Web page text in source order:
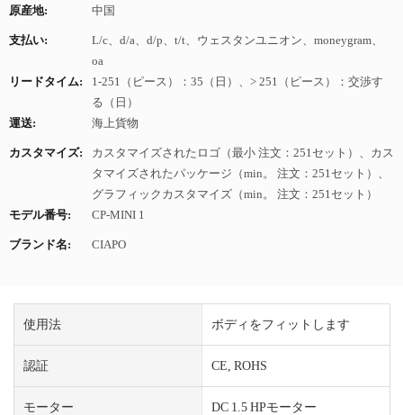
原産地: 中国
支払い:
L/c、d/a、d/p、t/t、ウェスタンユニオン、moneygram、
oa
リードタイム:
1-251（ピース）：35（日）、> 251（ピース）：交渉す
る（日）
運送:
海上貨物
カスタマイズ:
カスタマイズされたロゴ（最小 注文：251セット）、カス
タマイズされたパッケージ（min。 注文：251セット）、
グラフィックカスタマイズ（min。 注文：251セット）
モデル番号:
CP-MINI 1
ブランド名: CIAPO
使用法 ボディをフィットします
認証 CE, ROHS
モーター DC 1.5 HPモーター